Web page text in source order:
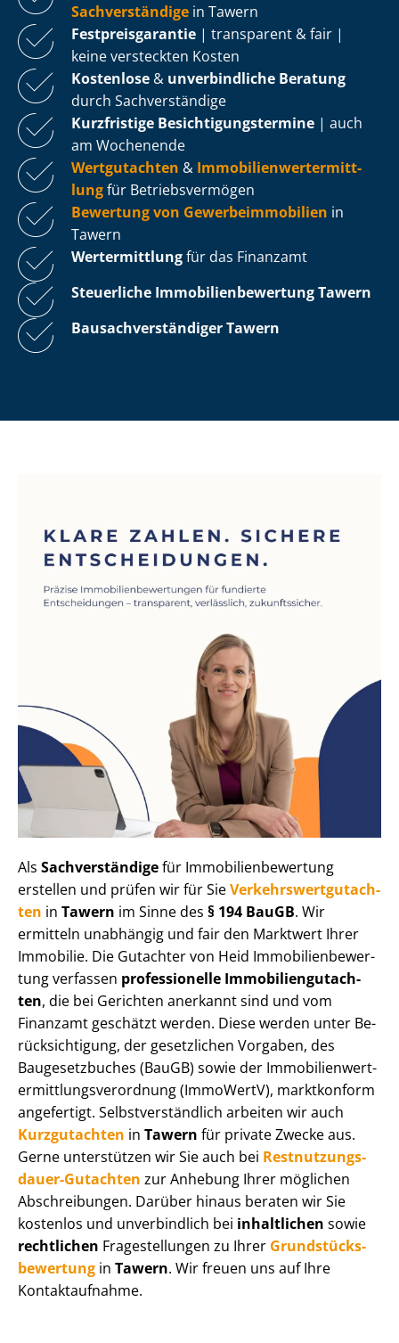
Sachverständige in Tawern
Fest­preis­ga­ran­tie | transparent & fair |
keine versteckten Kosten
Kostenlose & unverbindliche Beratung
durch Sachverständige
Kurzfristige Be­sich­ti­gungs­ter­mi­ne | auch
am Wochenende
Wertgutachten & Im­mo­bi­li­en­wert­ermitt­
lungfür Be­triebs­ver­mö­gen
Bewertung von Ge­wer­be­im­mo­bi­li­en in
Tawern
Wertermittlungfür das Finanzamt
Steuerliche Im­mo­bi­li­en­be­wer­tungTawern
Bau­sach­ver­stän­di­ger Tawern
Als Sachverständigefür Im­mo­bi­li­en­be­wer­tung
erstellen und prüfen wir für SieVer­kehrs­wert­gut­ach­
ten in Tawern im Sinne des § 194 BauGB. Wir
ermitteln unabhängig und fair den Marktwert Ihrer
Immobilie. Die Gutachter von Heid Im­mo­bi­li­en­be­wer­
tung verfassen professionelle Im­mo­bi­li­en­gut­ach­
ten, die bei Gerichten anerkannt sind und vom
Finanzamt geschätzt werden. Diese werden unter Be­
rück­sich­ti­gung, der gesetzlichen Vorgaben, des
Baugesetzbuches (BauGB) sowie der Im­mo­bi­li­en­wert­
ermitt­lungs­ver­ord­nung (ImmoWertV), marktkonform
angefertigt. Selbst­ver­ständ­lich arbeiten wir auch
Kurzgutachten in Tawern für private Zwecke aus.
Gerne unterstützen wir Sie auch bei Rest­nut­zungs­
dau­er-Gutachten zur Anhebung Ihrer möglichen
Abschreibungen. Darüber hinaus beraten wir Sie
kostenlos und unverbindlich bei inhaltlichen sowie
rechtlichen Fragestellungen zu Ihrer Grund­stücks­
be­wer­tung in Tawern. Wir freuen uns auf Ihre
Kontaktaufnahme.